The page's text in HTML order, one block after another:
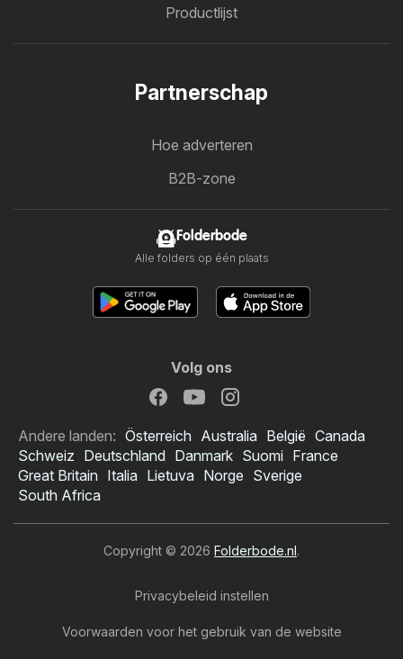
Productlijst
Partnerschap
Hoe adverteren
B2B-zone
Folderbode
Alle folders op één plaats
Volg ons
Andere landen: Österreich Australia België Canada
Schweiz Deutschland Danmark Suomi France
Great Britain Italia Lietuva Norge Sverige
South Africa
Copyright © 2026 Folderbode.nl.
Privacybeleid instellen
Voorwaarden voor het gebruik van de website